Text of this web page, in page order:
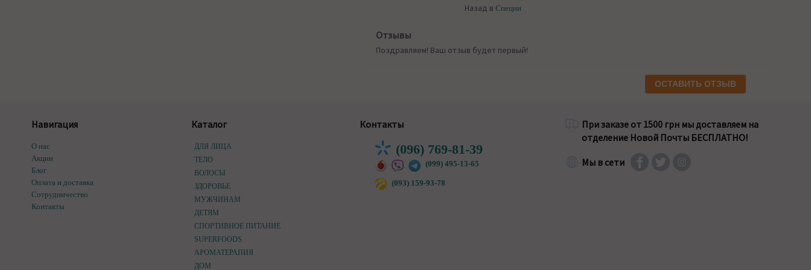
Назад вСпеции
Отзывы
Поздравляем! Ваш отзыв будет первый!
ОСТАВИТЬ ОТЗЫВ
Навигация
О нас
Акции
Блог
Оплата и доставка
Сотрудничество
Контакты
Каталог
ДЛЯ ЛИЦА
ТЕЛО
ВОЛОСЫ
ЗДОРОВЬЕ
МУЖЧИНАМ
ДЕТЯМ
СПОРТИВНОЕ ПИТАНИЕ
SUPERFOODS
АРОМАТЕРАПИЯ
ДОМ
Контакты
(096) 769-81-39
(099) 495-13-65
(093) 159-93-78
При заказе от 1500 грн мы доставляем на
отделение Новой Почты БЕСПЛАТНО!
Мы в сети